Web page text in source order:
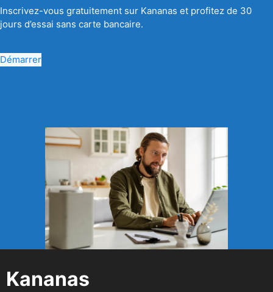
Inscrivez-vous gratuitement sur Kananas et profitez de 30
jours d’essai sans carte bancaire.
Démarrer
Kananas